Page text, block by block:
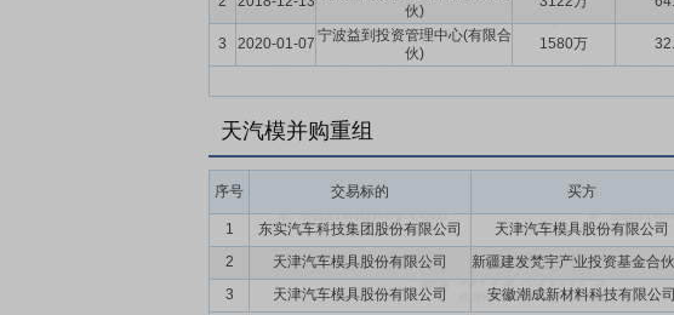
伙)
3
2020-01-07 宁波益到投资管理中心(有限合
伙)
1580万
天汽模并购重组
序号 交易标的 买方
1 东实汽车科技集团股份有限公司 天津汽车模具股份有限公司
2
天津汽车模具股份有限公司
3
天津汽车模具股份有限公司 安徽潮成新材料科技有限公司